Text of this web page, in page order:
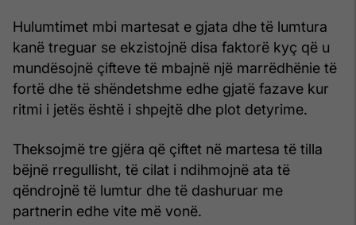
Hulumtimet mbi martesat e gjata dhe të lumtura
kanë treguar se ekzistojnë disa faktorë kyç që u
mundësojnë çifteve të mbajnë një marrëdhënie të
fortë dhe të shëndetshme edhe gjatë fazave kur
ritmi i jetës është i shpejtë dhe plot detyrime.
Theksojmë tre gjëra që çiftet në martesa të tilla
bëjnë rregullisht, të cilat i ndihmojnë ata të
qëndrojnë të lumtur dhe të dashuruar me
partnerin edhe vite më vonë.